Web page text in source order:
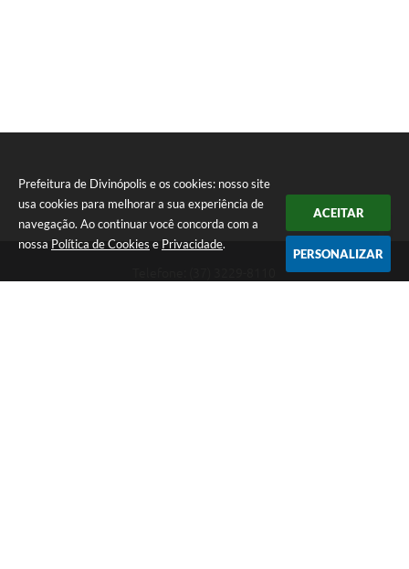
Prefeitura de Divinópolis e os cookies: nosso site
usa cookies para melhorar a sua experiência de
navegação. Ao continuar você concorda com a
nossa Política de Cookies e Privacidade.
ACEITAR
PERSONALIZAR